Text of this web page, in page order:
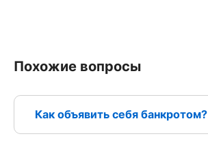
Похожие вопросы
Как объявить себя банкротом?